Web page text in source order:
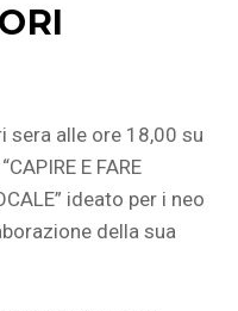
sera alle ore 18,00 su
E FARE
ideato per i neo
della sua